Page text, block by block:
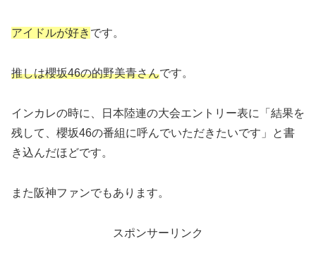
アイドルが好き です。
推しは櫻坂46の的野美青さんです。
インカレの時に、日本陸連の大会エントリー表に「結果を
残して、櫻坂46の番組に呼んでいただきたいです」と書
き込んだほどです。
また阪神ファンでもあります。
スポンサーリンク